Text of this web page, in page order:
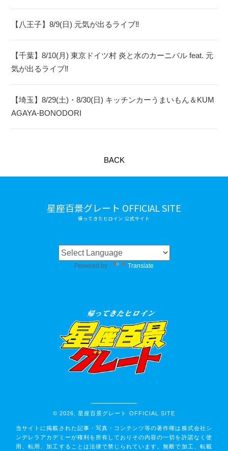
【八王子】8/9(日) 元気が出るライブ‼︎
【千葉】8/10(月) 東京ドイツ村 炎と水のカーニバル feat. 元
気が出るライブ‼︎
【埼玉】8/29(土)・8/30(日) キッチンカーうまいもん＆KUM
AGAYA-BONODORI
BACK
星座百景グレート OFFICIAL SITE
帰ってきたヒロイン 公式サイト
Powered by Translate
© 2026,星座百景グレート OFFICIAL SITE
当サイトに掲載された記事・写真・コンテンツ等の著作権は株式会社シ
ンデレラアカデミーが権利を所有しておりその内容の一切を許諾なく使
用、転用、加工することは法律で禁じられています。無断で加工、転載